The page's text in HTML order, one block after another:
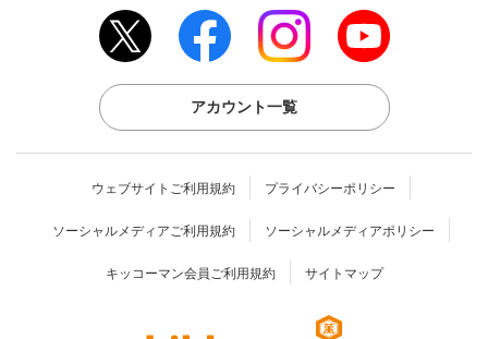
アカウント一覧
ウェブサイトご利用規約 プライバシーポリシー
ソーシャルメディアご利用規約 ソーシャルメディアポリシー
キッコーマン会員ご利用規約 サイトマップ